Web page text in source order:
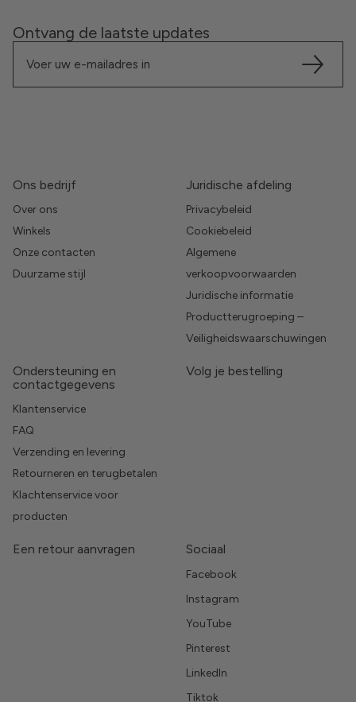
Ontvang de laatste updates
Ons bedrijf
Over ons
Winkels
Onze contacten
Duurzame stijl
Juridische afdeling
Privacybeleid
Cookiebeleid
Algemene
verkoopvoorwaarden
Juridische informatie
Productterugroeping –
Veiligheidswaarschuwingen
Ondersteuning en
contactgegevens
Klantenservice
FAQ
Verzending en levering
Retourneren en terugbetalen
Klachtenservice voor
producten
Volg je bestelling
Een retour aanvragen Sociaal
Facebook
Instagram
YouTube
Pinterest
LinkedIn
Tiktok